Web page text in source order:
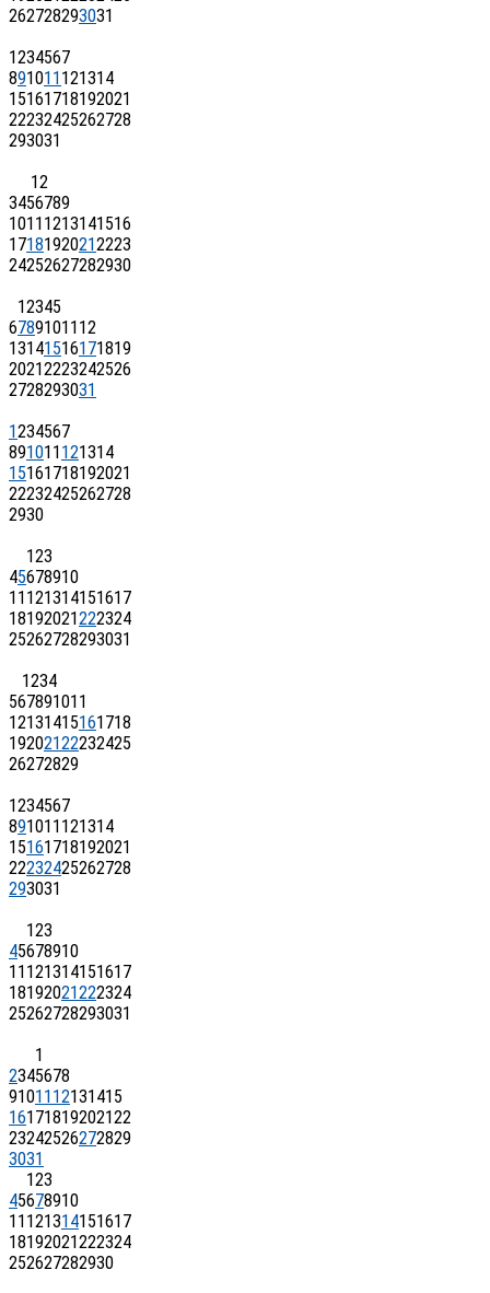
262728293031
1234567
891011 121314
15161718192021
22232425262728
293031
12
3456789
1011 1213141516
17181920212223
24252627282930
12345
67891011 12
13141516171819
20212223242526
2728293031
1234567
891011 121314
15161718192021
22232425262728
2930
123
45678910
11 121314151617
18192021222324
25262728293031
1234
567891011
12131415161718
19202122232425
26272829
1234567
891011 121314
15161718192021
22232425262728
293031
123
45678910
11 121314151617
18192021222324
25262728293031
1
2345678
91011 12131415
16171819202122
23242526272829
3031
123
45678910
11 121314151617
18192021222324
252627282930